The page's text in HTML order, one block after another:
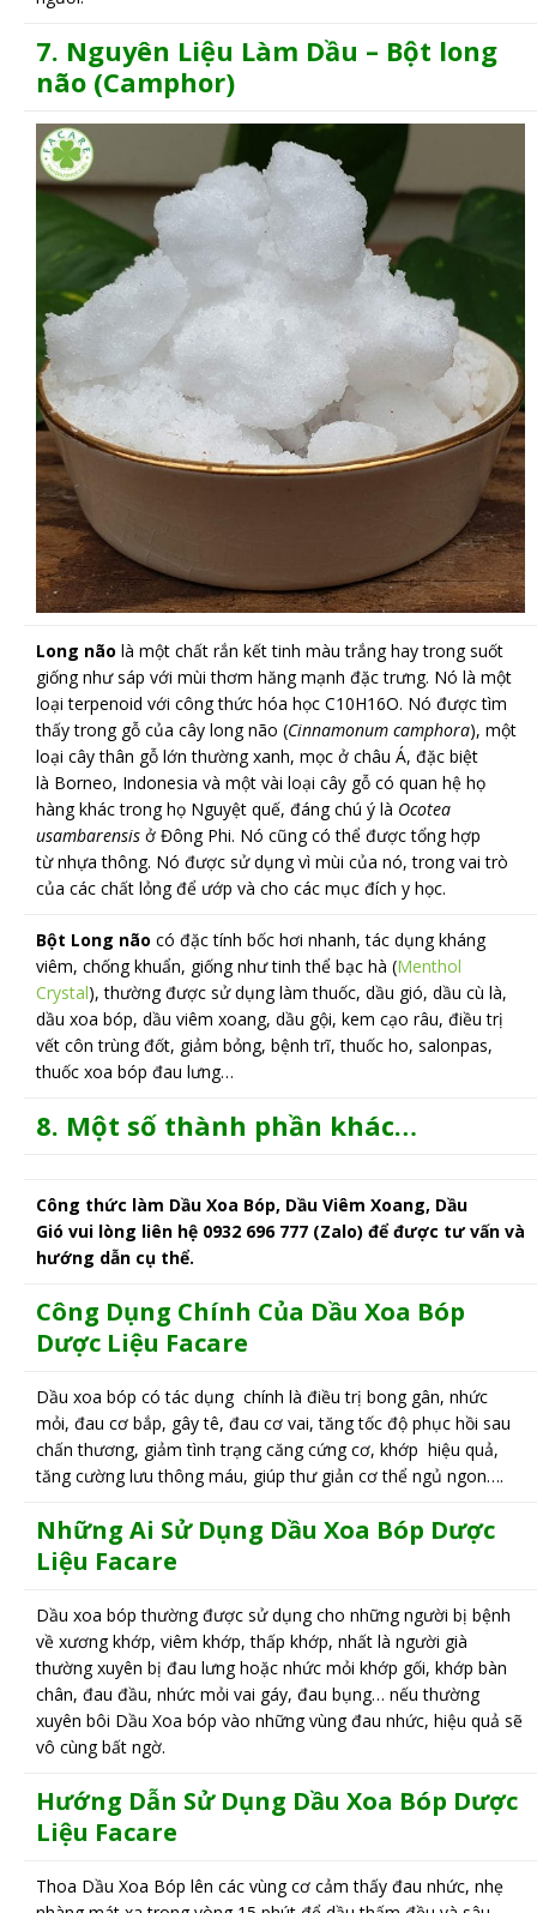
7. Nguyên Liệu Làm Dầu – Bột long
não (Camphor)
Long não là một chất rắn kết tinh màu trắng hay trong suốt
giống như sáp với mùi thơm hăng mạnh đặc trưng. Nó là một
loại terpenoid với công thức hóa học C10H16O. Nó được tìm
thấy trong gỗ của cây long não (Cinnamonum camphora), một
loại cây thân gỗ lớn thường xanh, mọc ở châu Á, đặc biệt
là Borneo, Indonesia và một vài loại cây gỗ có quan hệ họ
hàng khác trong họ Nguyệt quế, đáng chú ý là Ocotea
usambarensis ở Đông Phi. Nó cũng có thể được tổng hợp
từ nhựa thông. Nó được sử dụng vì mùi của nó, trong vai trò
của các chất lỏng để ướp và cho các mục đích y học.
Bột Long não có đặc tính bốc hơi nhanh, tác dụng kháng
viêm, chống khuẩn, giống như tinh thể bạc hà (Menthol
Crystal),thường được sử dụng làm thuốc, dầu gió, dầu cù là,
dầu xoa bóp, dầu viêm xoang, dầu gội, kem cạo râu, điều trị
vết côn trùng đốt, giảm bỏng, bệnh trĩ, thuốc ho, salonpas,
thuốc xoa bóp đau lưng…
8. Một số thành phần khác…
Công thức làm Dầu Xoa Bóp, Dầu Viêm Xoang, Dầu
Gió vui lòng liên hệ 0932 696 777 (Zalo) để được tư vấn và
hướng dẫn cụ thể.
Công Dụng Chính Của Dầu Xoa Bóp
Dược Liệu Facare
Dầu xoa bóp có tác dụng chính là điều trị bong gân, nhức
mỏi, đau cơ bắp, gây tê, đau cơ vai, tăng tốc độ phục hồi sau
chấn thương, giảm tình trạng căng cứng cơ, khớp hiệu quả,
tăng cường lưu thông máu, giúp thư giản cơ thể ngủ ngon….
Những Ai Sử Dụng Dầu Xoa Bóp Dược
Liệu Facare
Dầu xoa bóp thường được sử dụng cho những người bị bệnh
về xương khớp, viêm khớp, thấp khớp, nhất là người già
thường xuyên bị đau lưng hoặc nhức mỏi khớp gối, khớp bàn
chân, đau đầu, nhức mỏi vai gáy, đau bụng… nếu thường
xuyên bôi Dầu Xoa bóp vào những vùng đau nhức, hiệu quả sẽ
vô cùng bất ngờ.
Hướng Dẫn Sử Dụng Dầu Xoa Bóp Dược
Liệu Facare
Thoa Dầu Xoa Bóp lên các vùng cơ cảm thấy đau nhức, nhẹ